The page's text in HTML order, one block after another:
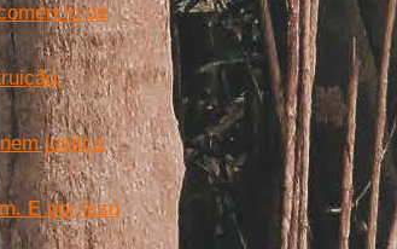
de
justiça
E por isso